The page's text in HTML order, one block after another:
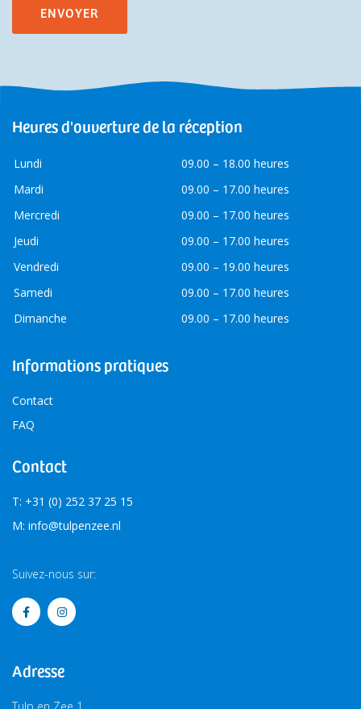
Heures d'ouverture de la réception
Lundi
09.00 – 18.00 heures
Mardi
09.00 – 17.00 heures
Mercredi
09.00 – 17.00 heures
Jeudi
09.00 – 17.00 heures
Vendredi
09.00 – 19.00 heures
Samedi
09.00 – 17.00 heures
Dimanche
09.00 – 17.00 heures
Informations pratiques
Contact
FAQ
Contact
T: +31 (0) 252 37 25 15
M: info@tulpenzee.nl
Suivez-nous sur:
Adresse